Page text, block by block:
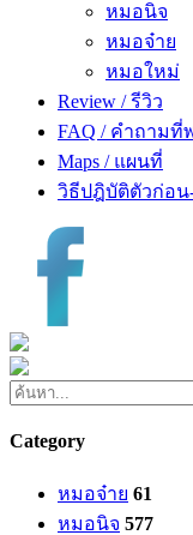
หมอนิจ
หมอจ๋าย
หมอใหม่
Review / รีวิว
FAQ / คำถามที่
Maps / แผนที่
วิธีปฎิบัติตัวก่อน
Category
หมอจ๋าย 61
หมอนิจ 577